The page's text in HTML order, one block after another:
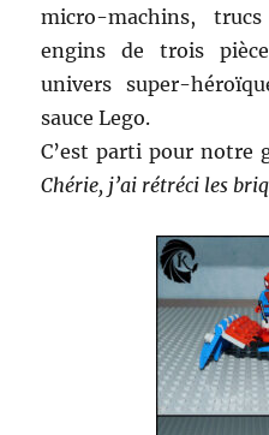
micro-machins,
engins de trois
univers super-
sauce Lego.
C’est parti pour notre
Chérie, j’ai rétréci les